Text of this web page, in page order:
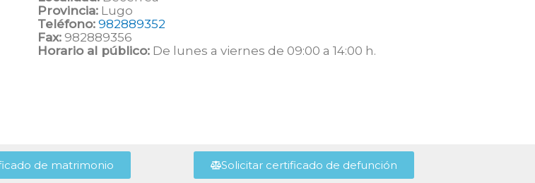
Provincia: Lugo
Teléfono: 982889352
Fax: 982889356
Horario al público: De lunes a viernes de 09:00 a 14:00 h.
de matrimonio Solicitar certificado de defunción